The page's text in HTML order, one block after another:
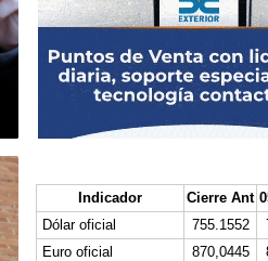
Indicador Cierre Ant
Dólar oficial
755.1552
Euro oficial
870,0445